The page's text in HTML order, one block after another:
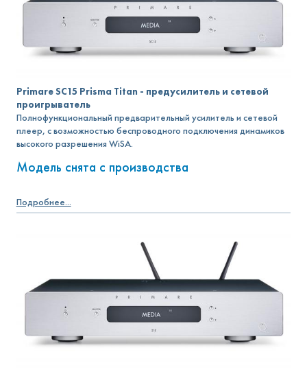
Primare SC15 Prisma Titan - предусилитель и сетевой
проигрыватель
Полнофункциональный предварительный усилитель и сетевой
плеер, с возможностью беспроводного подключения динамиков
высокого разрешения WiSA.
Модель снята с производства
Подробнее...